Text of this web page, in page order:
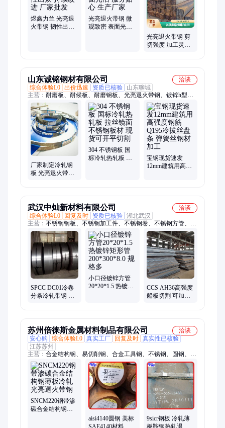
煜鑫力兰 光亮退
火带钢 韧性出众
光亮退火带钢 微
观致密 表面光洁
光亮退火带钢 剪
切强度 加工灵活
山东诚铭钢材有限公司
洽谈
综合体验L0 出价迅速 资质已核验
山东聊城
主营： 耐磨板、耐候板、耐磨钢板、光亮退火带钢、镀锌h型
钢、国标h型钢、焊接h型钢、不锈钢卷板、钢板耐腐蚀、抗腐蚀
钢板、不锈钢冷轧板、高温不锈钢板、盘条、线材、精密管、钢
板切割、圆钢、钢丝、无缝钢管、精密钢管、钢板、冷轧钢卷、
冷轧钢板、分条加工、耐候圆钢、耐低温线材
厂家制定冷轧钢
板 光亮退火带钢
304 不锈钢板 国
标冷轧热轧板 拉
宝钢现货速发
12mm建筑用高强
武汉中灿新材料有限公司
洽谈
综合体验L0
回复及时 资质已核验 湖北武汉
主营： 不锈钢钢板、不锈钢加工件、不锈钢卷、不锈钢方管、不
锈钢圆管、不锈钢型材、不锈钢花纹板、预埋件加工、天沟
SPCC DC01冷卷
分条冷轧带钢 冷
小口径镀锌方管
20*20*1.5 热镀锌
CCS AH36高强度
船板切割 可加工
苏州倍徕斯金属材料制品有限公司
洽谈
安心购
综合体验L0 真实工厂 回复及时 真实性已核验
江苏苏州
主营： 合金结构钢、易切削钢、合金工具钢、不锈钢、圆钢、模
具钢、不锈钢棒、调质研磨棒、弹簧钢、轴承钢、钢板、铝板
SNCM220钢带渗
碳合金结构钢薄
aisi4140圆钢 美标
9sicr钢板 冷轧薄